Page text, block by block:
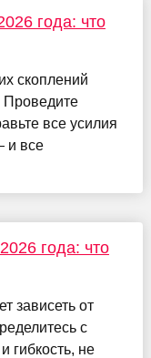
года: что
скоплений
Проведите
все усилия
и все
года: что
зависеть от
с
гибкость, не